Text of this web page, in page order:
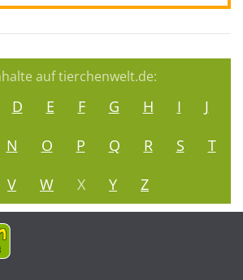
auf tierchenwelt.de:
D E F G H I
J
N O P Q R S
T
V W X Y Z